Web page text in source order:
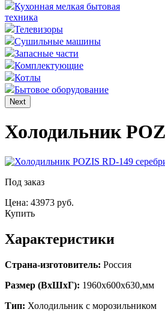
Кухонная мелкая бытовая
техника
Телевизоры
Сушильные машины
Запасные части
Комплектующие
Котлы
Бытовое оборудование
Next
Холодильник
Под заказ
Цена: 43973 руб.
Купить
Характеристики
Страна-изготовитель: Россия
Размер (ВхШхГ): 1960х600х630,мм
Тип: Холодильник с морозильником